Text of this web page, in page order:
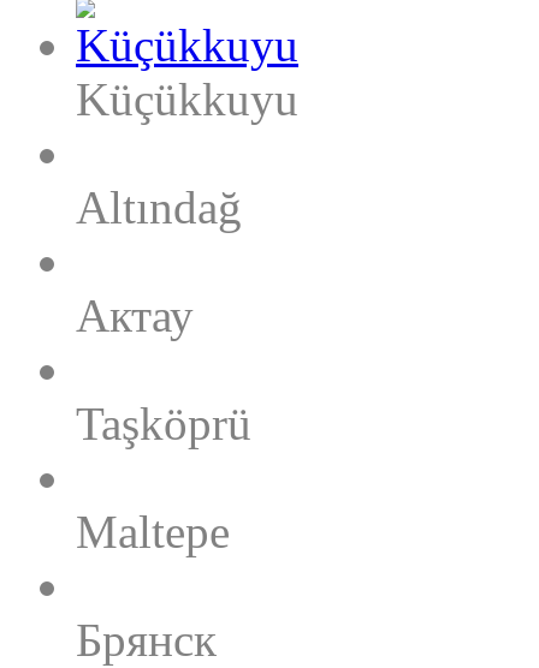
Küçükkuyu
Altındağ
Актау
Taşköprü
Maltepe
Брянск